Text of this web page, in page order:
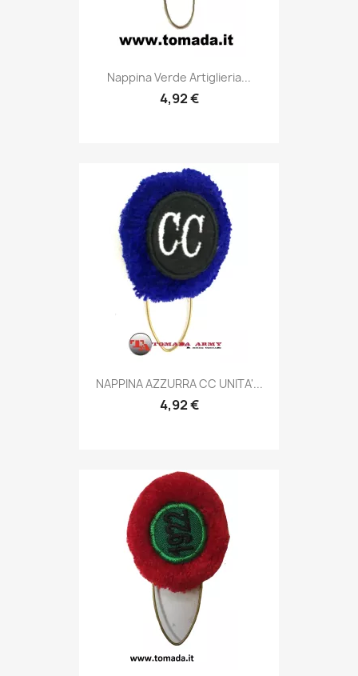
Anteprima
Nappina Verde Artiglieria...
4,92 €
Anteprima
NAPPINA AZZURRA CC UNITA'...
4,92 €